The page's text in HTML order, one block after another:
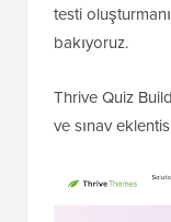
testi
bakıyoruz.
Thrive Quiz
ve sınav